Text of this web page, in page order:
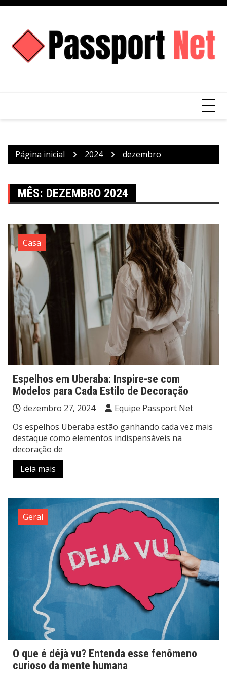
Ir
conteúdo
Página inicial 2024 dezembro
MÊS: DEZEMBRO 2024
Casa
Espelhos em Uberaba: Inspire-se com
Modelos para Cada Estilo de Decoração
dezembro 27, 2024
Equipe Passport Net
Os espelhos Uberaba estão ganhando cada vez mais
destaque como elementos indispensáveis na
decoração de
Leia mais
Geral
O que é déjà vu? Entenda esse fenômeno
curioso da mente humana